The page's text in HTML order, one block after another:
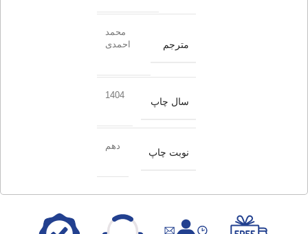
مترجم
محمد
احمدی
سال چاپ
1404
نوبت چاپ
دهم